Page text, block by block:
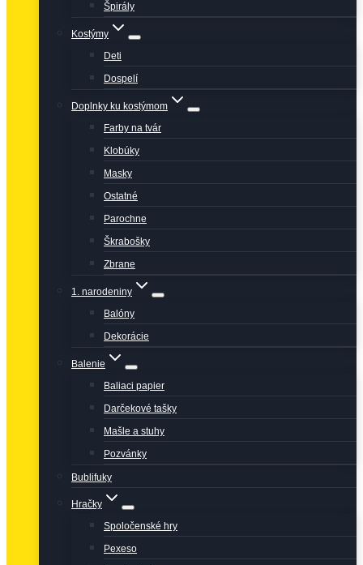
Špirály
Kostýmy
Deti
Dospelí
Doplnky ku kostýmom
Farby na tvár
Klobúky
Masky
Ostatné
Parochne
Škrabošky
Zbrane
1. narodeniny
Balóny
Dekorácie
Balenie
Baliaci papier
Darčekové tašky
Mašle a stuhy
Pozvánky
Bublifuky
Hračky
Spoločenské hry
Pexeso